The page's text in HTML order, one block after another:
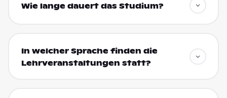
Wie lange dauert das Studium?
In welcher Sprache finden die
Lehrveranstaltungen statt?